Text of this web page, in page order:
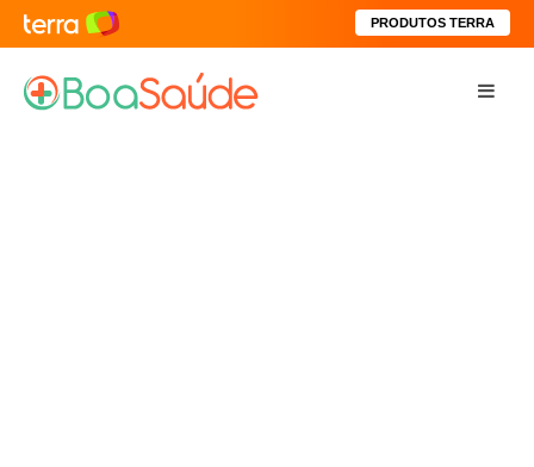
PRODUTOS TERRA